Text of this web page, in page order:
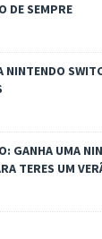
DE SEMPRE
NINTENDO
GANHA UMA
TERES UM